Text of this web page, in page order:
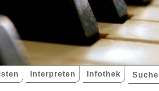
Interpreten Infothek Suche